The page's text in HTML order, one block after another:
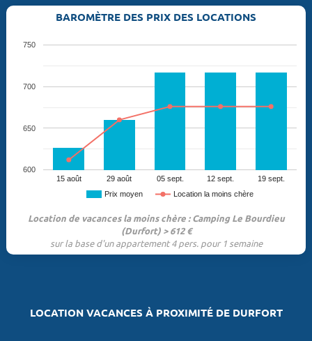
BAROMÈTRE DES PRIX DES LOCATIONS
Prix moyen Location la moins chère
15 août 29 août 05 sept. 12 sept. 19 sept.
600
650
700
750
Location de vacances la moins chère : Camping Le Bourdieu
(Durfort) > 612 €
sur la base d'un appartement 4 pers. pour 1 semaine
LOCATION VACANCES À PROXIMITÉ DE DURFORT